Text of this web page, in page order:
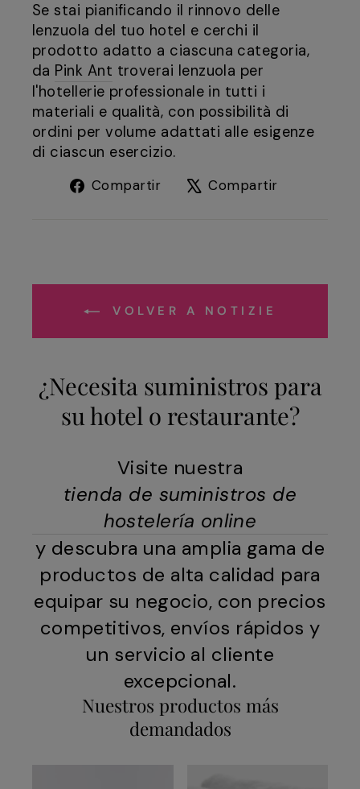
Se stai pianificando il rinnovo delle
lenzuola del tuo hotel e cerchi il
prodotto adatto a ciascuna categoria,
da Pink Ant troverai lenzuola per
l'hotellerie professionale in tutti i
materiali e qualità, con possibilità di
ordini per volume adattati alle esigenze
di ciascun esercizio.
Compartir
Compartir
Compartir
VOLVER A NOTIZIE
¿Necesita suministros para
su hotel o restaurante?
Visite nuestra
tienda de suministros de
hostelería online
y descubra una amplia gama de
productos de alta calidad para
equipar su negocio, con precios
competitivos, envíos rápidos y
un servicio al cliente
excepcional.
Nuestros productos más
demandados